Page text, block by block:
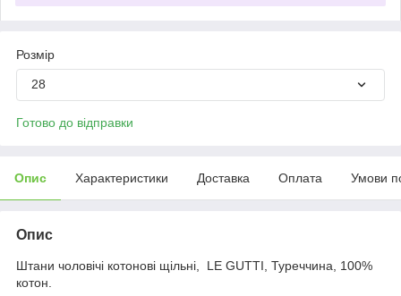
Розмір
28
Готово до відправки
Опис Характеристики Доставка Оплата Умови
Опис
Штани чоловічі котонові щільні, LE GUTTI, Туреччина, 100%
котон.